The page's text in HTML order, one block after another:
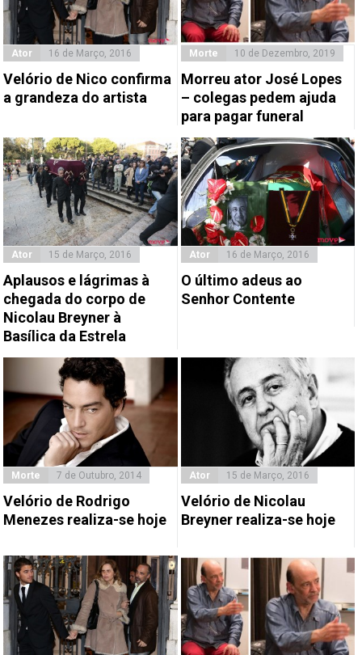
Ator 16 de Março, 2016
Velório de Nico confirma
a grandeza do artista
Morte 10 de Dezembro, 2019
Morreu ator José Lopes
– colegas pedem ajuda
para pagar funeral
Ator 15 de Março, 2016
Aplausos e lágrimas à
chegada do corpo de
Nicolau Breyner à
Basílica da Estrela
Ator 16 de Março, 2016
O último adeus ao
Senhor Contente
Morte 7 de Outubro, 2014
Velório de Rodrigo
Menezes realiza-se hoje
Ator 15 de Março, 2016
Velório de Nicolau
Breyner realiza-se hoje